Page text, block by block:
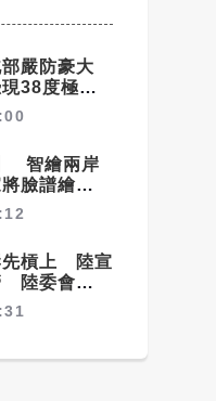
嚴防豪大
38度極端
智繪兩岸
臉譜繪畫大
先槓上 陸宣
陸委會：不